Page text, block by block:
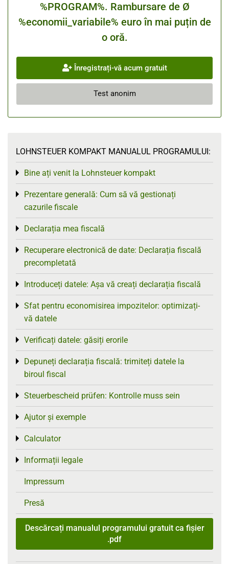
%PROGRAM%. Rambursare de Ø
%economii_variabile% euro în mai puțin de
o oră.
Înregistrați-vă acum gratuit
Test anonim
LOHNSTEUER KOMPAKT MANUALUL PROGRAMULUI:
Bine ați venit la Lohnsteuer kompakt
Toggle menu
Prezentare generală: Cum să vă gestionați
cazurile fiscale
Toggle menu
Declarația mea fiscală
Toggle menu
Recuperare electronică de date: Declarația fiscală
precompletată
Toggle menu
Introduceți datele: Așa vă creați declarația fiscală
Toggle menu
Sfat pentru economisirea impozitelor: optimizați-
vă datele
Toggle menu
Verificați datele: găsiți erorile
Toggle menu
Depuneți declarația fiscală: trimiteți datele la
biroul fiscal
Toggle menu
Steuerbescheid prüfen: Kontrolle muss sein
Toggle menu
Ajutor și exemple
Toggle menu
Calculator
Toggle menu
Informații legale
Toggle menu
Impressum
Presă
Descărcați manualul programului gratuit ca fișier
.pdf